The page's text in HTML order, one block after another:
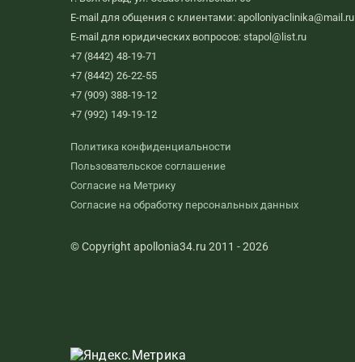
E-mail для общения с клиентами: apolloniyaclinika@mail.ru
E-mail для юридических вопросов: stapol@list.ru
+7 (8442) 48-19-71
+7 (8442) 26-22-55
+7 (909) 388-19-12
+7 (992) 149-19-12
Политика конфиденциальности
Пользовательское соглашение
Согласие на Метрику
Согласие на обработку персональных данных
© Copyright apollonia34.ru 2011 - 2026